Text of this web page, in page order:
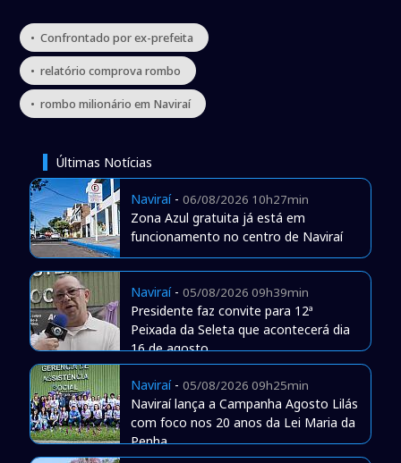
• Confrontado por ex-prefeita
• relatório comprova rombo
• rombo milionário em Naviraí
Últimas Notícias
Naviraí- 06/08/2026 10h27min
Zona Azul gratuita já está em
funcionamento no centro de Naviraí
Naviraí- 05/08/2026 09h39min
Presidente faz convite para 12ª
Peixada da Seleta que acontecerá dia
16 de agosto
Naviraí- 05/08/2026 09h25min
Naviraí lança a Campanha Agosto Lilás
com foco nos 20 anos da Lei Maria da
Penha